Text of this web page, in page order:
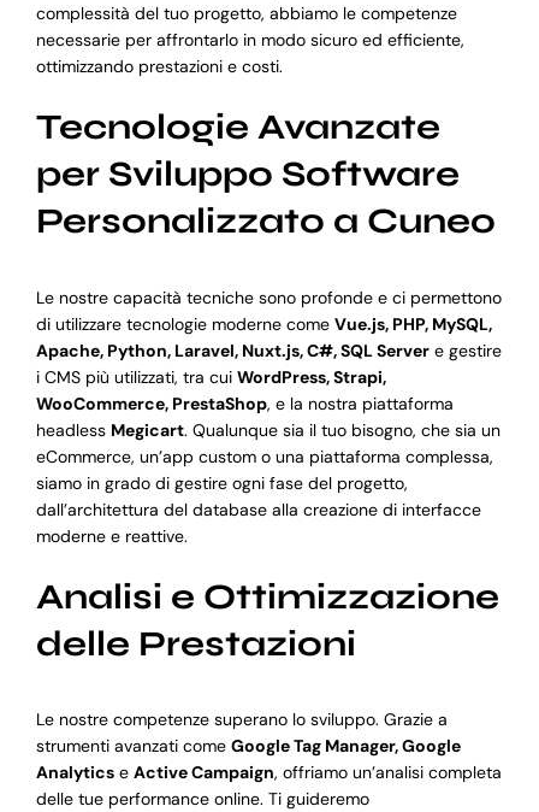
complessità del tuo progetto, abbiamo le competenze
necessarie per affrontarlo in modo sicuro ed efficiente,
ottimizzando prestazioni e costi.
Tecnologie Avanzate
per Sviluppo Software
Personalizzato a Cuneo
Le nostre capacità tecniche sono profonde e ci permettono
di utilizzare tecnologie moderne come Vue.js, PHP, MySQL,
Apache, Python, Laravel, Nuxt.js, C#, SQL Servere gestire
i CMS più utilizzati, tra cui WordPress, Strapi,
WooCommerce, PrestaShop, e la nostra piattaforma
headless Megicart. Qualunque sia il tuo bisogno, che sia un
eCommerce, un’app custom o una piattaforma complessa,
siamo in grado di gestire ogni fase del progetto,
dall’architettura del database alla creazione di interfacce
moderne e reattive.
Analisi e Ottimizzazione
delle Prestazioni
Le nostre competenze superano lo sviluppo. Grazie a
strumenti avanzati come Google Tag Manager, Google
Analyticse Active Campaign, offriamo un’analisi completa
delle tue performance online. Ti guideremo